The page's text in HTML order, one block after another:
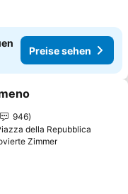
Preise sehen
hinzufügen
946
della Repubblica
ZimmerPreise sehen